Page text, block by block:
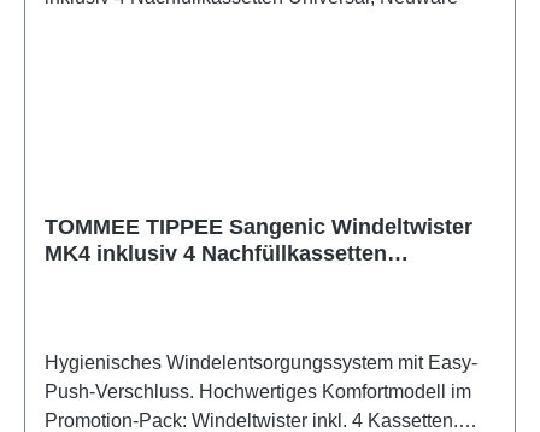
TOMMEE TIPPEE Sangenic Windeltwister
MK4 inklusiv 4 Nachfüllkassetten
Hygienisches Windelentsorgungssystem mit Easy-
Push-Verschluss. Hochwertiges Komfortmodell im
Promotion-Pack: Windeltwister inkl. 4 Kassetten.